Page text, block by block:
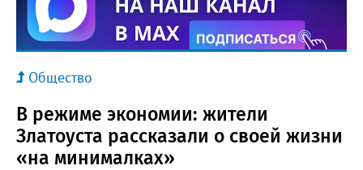
Общество
В режиме экономии: жители
Златоуста рассказали о своей жизни
«на минималках»